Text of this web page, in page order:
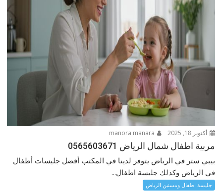
أكتوبر 18, 2025
مربية اطفال شمال الرياض 0565603671
بيبي ستر في الرياض يتوفر لدينا في المكتب أفضل جليسات أطفال
في الرياض وكذلك جليسة اطفال...
جليسة اطفال ومسنين الرياض